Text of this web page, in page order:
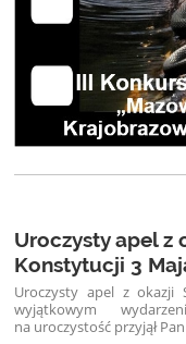
Uroczysty apel z
Konstytucji 3
Uroczysty apel z okazji
wyjątkowym
na uroczystość przyjął